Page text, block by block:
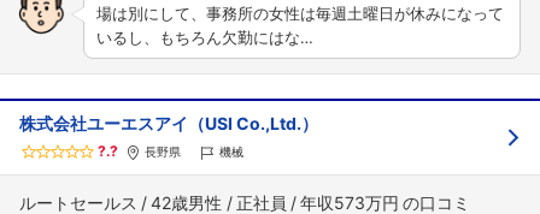
場は別にして、事務所の女性は毎週土曜日が休みになって
いるし、もちろん欠勤にはな…
株式会社ユーエスアイ（USI Co.,Ltd.）
?.? 長野県 機械
ルートセールス 42歳男性 正社員 年収573万円